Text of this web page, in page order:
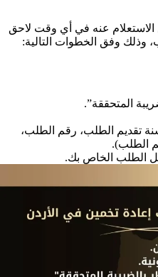
الاستعلام عنه في أي وقت لاحق
وذلك وفق الخطوات التالية:
المتحققة”.
تقديم الطلب، رقم الطلب،
الطلب).
الطلب الخاص بك.